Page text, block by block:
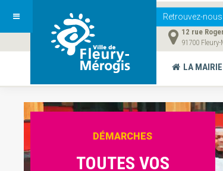
Retrouvez-nous
12 rue
91700
LA MAIRIE
DÉMARCHES
TOUTES VOS